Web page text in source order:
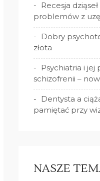
Recesja
problemów z
Dobry
złota
Psychiatria i
schizofrenii –
Dentysta a
pamiętać przy
NASZE